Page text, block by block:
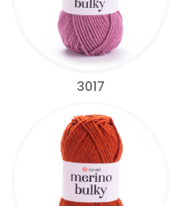
3017